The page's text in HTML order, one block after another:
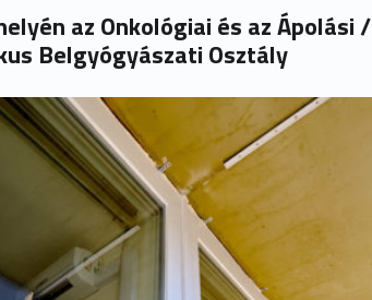
az Onkológiai és az Ápolási /
Belgyógyászati Osztály